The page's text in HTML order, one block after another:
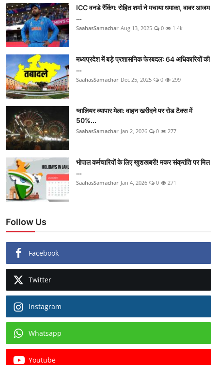
ICC वनडे रैंकिंग: रोहित शर्मा ने मचाया धमाका, बाबर आजम
...
SaahasSamachar Aug 13, 2025 0 1.4k
मध्यप्रदेश में बड़े प्रशासनिक फेरबदल: 64 अधिकारियों की
...
SaahasSamachar Dec 25, 2025 0 299
ग्वालियर व्यापार मेला: वाहन खरीदने पर रोड टैक्स में
50%...
SaahasSamachar Jan 2, 2026 0 277
भोपाल कर्मचारियों के लिए खुशखबरी! मकर संक्रांति पर मिल
...
SaahasSamachar Jan 4, 2026 0 271
Follow Us
Facebook
Twitter
Instagram
Whatsapp
Youtube